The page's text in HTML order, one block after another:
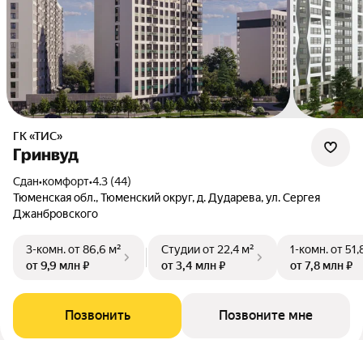
ГК «ТИС»
Гринвуд
Сдан•комфорт•4.3 (44)
Тюменская обл., Тюменский округ, д. Дударева, ул. Сергея
Джанбровского
3-комн.от 86,6 м²
от 9,9 млн ₽
Студииот 22,4 м²
от 3,4 млн ₽
1-комн.от
от 7,8 млн ₽
Позвонить Позвоните мне